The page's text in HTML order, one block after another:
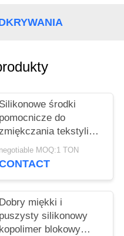
Silikonowe środki
pomocnicze do
tekstyliów
o gładkim i
drapowanym efekcie,
negotiable MOQ:1 TON
Dobry miękki i
puszysty silikonowy
kopolimer blokowy